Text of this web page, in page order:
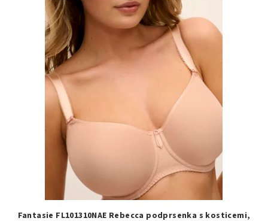
Fantasie FL101310NAE Rebecca podprsenka s kosticemi,